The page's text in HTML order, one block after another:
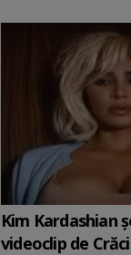
Kim Kardashian
videoclip de